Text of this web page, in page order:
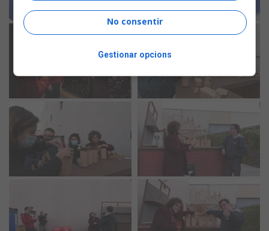
No consentir
Gestionar opcions